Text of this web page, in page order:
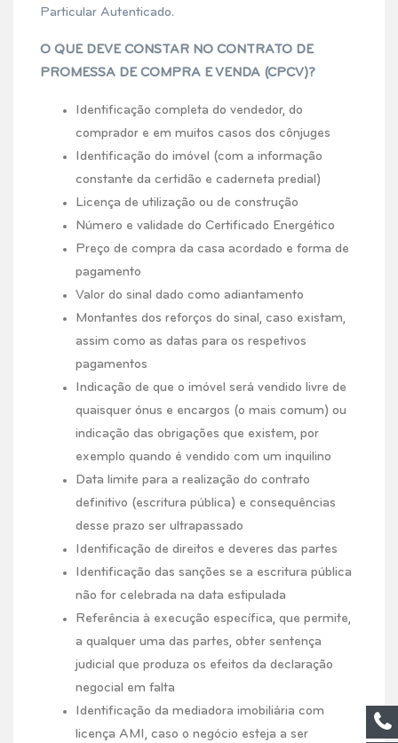
Particular Autenticado.
O QUE DEVE CONSTAR NO CONTRATO DE
PROMESSA DE COMPRA E VENDA (CPCV)?
Identificação completa do vendedor, do
comprador e em muitos casos dos cônjuges
Identificação do imóvel (com a informação
constante da certidão e caderneta predial)
Licença de utilização ou de construção
Número e validade do Certificado Energético
Preço de compra da casa acordado e forma de
pagamento
Valor do sinal dado como adiantamento
Montantes dos reforços do sinal, caso existam,
assim como as datas para os respetivos
pagamentos
Indicação de que o imóvel será vendido livre de
quaisquer ónus e encargos (o mais comum) ou
indicação das obrigações que existem, por
exemplo quando é vendido com um inquilino
Data limite para a realização do contrato
definitivo (escritura pública) e consequências
desse prazo ser ultrapassado
Identificação de direitos e deveres das partes
Identificação das sanções se a escritura pública
não for celebrada na data estipulada
Referência à execução específica, que permite,
a qualquer uma das partes, obter sentença
judicial que produza os efeitos da declaração
negocial em falta
Identificação da mediadora imobiliária com
licença AMI, caso o negócio esteja a ser